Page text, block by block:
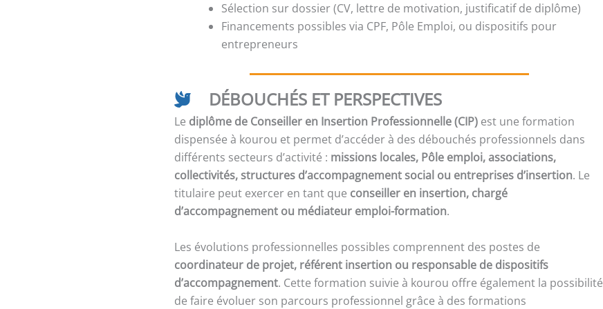
Sélection sur dossier (CV, lettre de motivation, justificatif de diplôme)
Financements possibles via CPF, Pôle Emploi, ou dispositifs pour
entrepreneurs
DÉBOUCHÉS ET PERSPECTIVES
Le diplôme de Conseiller en Insertion Professionnelle (CIP) est une formation
dispensée à kourou et permet d’accéder à des débouchés professionnels dans
différents secteurs d’activité : missions locales, Pôle emploi, associations,
collectivités, structures d’accompagnement social ou entreprises d’insertion. Le
titulaire peut exercer en tant que conseiller en insertion, chargé
d’accompagnement ou médiateur emploi-formation.
Les évolutions professionnelles possibles comprennent des postes de
coordinateur de projet, référent insertion ou responsable de dispositifs
d’accompagnement. Cette formation suivie à kourou offre également la possibilité
de faire évoluer son parcours professionnel grâce à des formations